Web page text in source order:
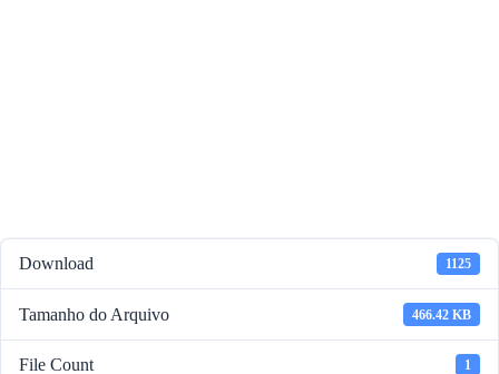
Download 1125
Tamanho do Arquivo 466.42 KB
File Count 1